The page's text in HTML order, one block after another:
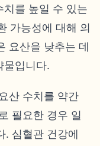
를 높일 수 있는
가능성에 대해 의
요산을 낮추는 데
물입니다.
산 수치를 약간
필요한 경우 일
. 심혈관 건강에